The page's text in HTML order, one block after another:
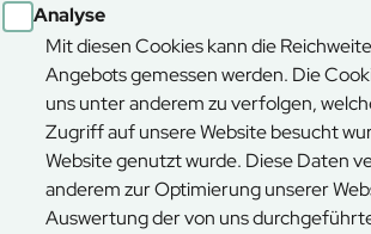
Analyse
Mit diesen Cookies kann die
Angebots gemessen werden. Die
uns unter anderem zu verfolgen,
Zugriff auf unsere Website besucht
Website genutzt wurde. Diese Daten
anderem zur Optimierung unserer
Auswertung der von uns